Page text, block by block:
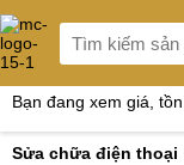
Bạn đang xem giá,
Sửa chữa điện thoại